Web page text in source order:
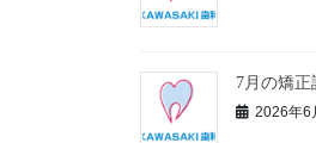
7月の矯正
2026年6